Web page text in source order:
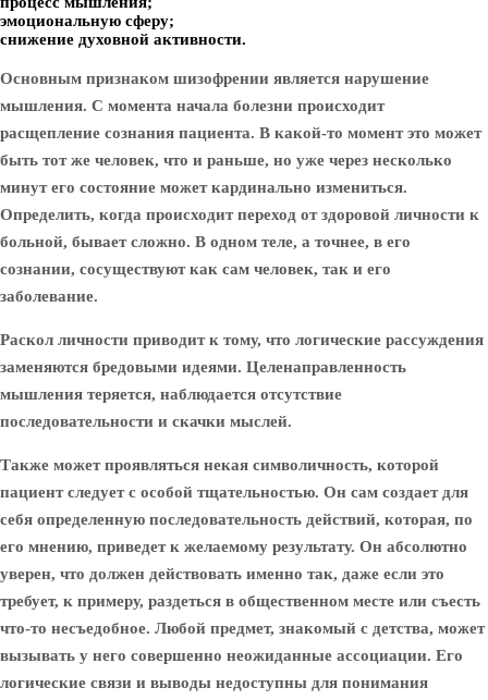
эмоциональную сферу;
снижение духовной активности.
Основным признаком шизофрении является нарушение
мышления. С момента начала болезни происходит
расщепление сознания пациента. В какой-то момент это может
быть тот же человек, что и раньше, но уже через несколько
минут его состояние может кардинально измениться.
Определить, когда происходит переход от здоровой личности к
больной, бывает сложно. В одном теле, а точнее, в его
сознании, сосуществуют как сам человек, так и его
заболевание.
Раскол личности приводит к тому, что логические рассуждения
заменяются бредовыми идеями. Целенаправленность
мышления теряется, наблюдается отсутствие
последовательности и скачки мыслей.
Также может проявляться некая символичность, которой
пациент следует с особой тщательностью. Он сам создает для
себя определенную последовательность действий, которая, по
его мнению, приведет к желаемому результату. Он абсолютно
уверен, что должен действовать именно так, даже если это
требует, к примеру, раздеться в общественном месте или съесть
что-то несъедобное. Любой предмет, знакомый с детства, может
вызывать у него совершенно неожиданные ассоциации. Его
логические связи и выводы недоступны для понимания